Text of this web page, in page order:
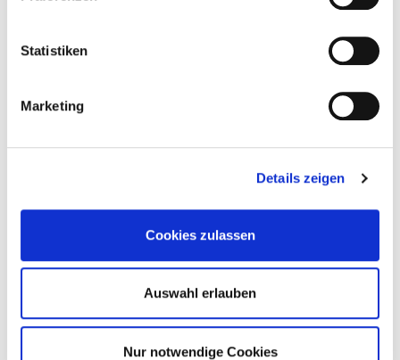
Statistiken
Marketing
Details zeigen
Cookies zulassen
Auswahl erlauben
Nur notwendige Cookies
STAR ANTIBAC WC